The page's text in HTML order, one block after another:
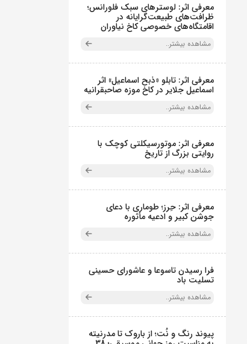
معرفی اثر: لوسترهای سبک فلورانس؛
ظرافت‌های طبیعت‌گرایانه در
اقامتگاه‌های خصوصی کاخ نیاوران
مشاهده بیشتر..
معرفی اثر: تابلو «ذبح اسماعیل» اثر
اسماعیل جلایر در کاخ موزه صاحبقرانیه
مشاهده بیشتر..
معرفی اثر: موتورسیکلتی کوچک با
روایتی بزرگ از تاریخ
مشاهده بیشتر..
معرفی اثر: حِرز؛ طوماری با دعای
جوشن کبیر و ادعیه مأثوره
مشاهده بیشتر..
فرا رسیدن تاسوعا و عاشورای حسینی
تسلیت باد
مشاهده بیشتر..
پیوند رنگ و نُت؛ از باروک تا مدرنیته